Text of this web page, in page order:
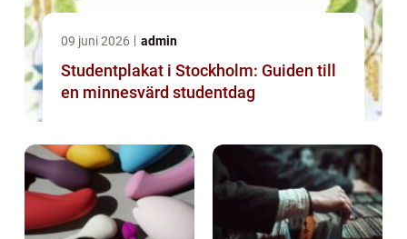
09 juni 2026 admin
Studentplakat i Stockholm: Guiden till
en minnesvärd studentdag